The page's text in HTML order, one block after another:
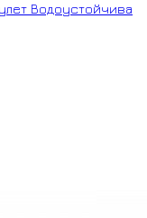
Водоустойчива